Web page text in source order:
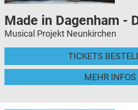
Made in Dagenham -
Musical Projekt Neunkirchen
TICKETS
MEHR INFOS